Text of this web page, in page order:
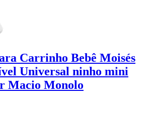
Carrinho Bebê Moisés
Universal ninho mini
Macio Monolo